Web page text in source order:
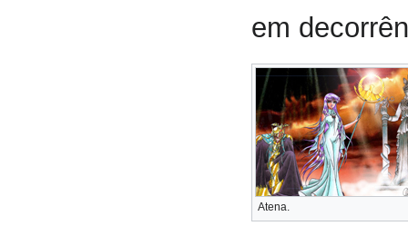
em
Atena.